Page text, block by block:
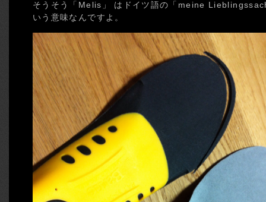
そうそう「Melis」 はドイツ語の「meine
いう意味なんですよ。